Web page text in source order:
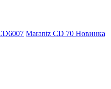
Marantz CD 70 Новинка